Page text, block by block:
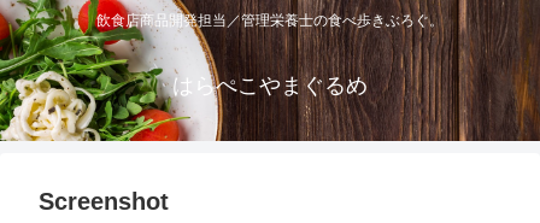
飲食店商品開発担当／管理栄養士の食べ歩きぶろぐ。
はらぺこやまぐるめ
Screenshot